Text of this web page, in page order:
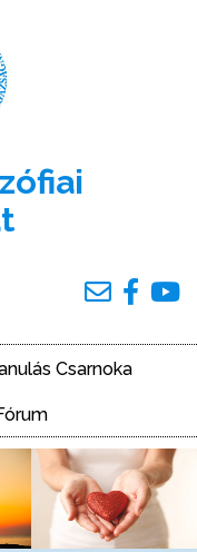
Csarnoka